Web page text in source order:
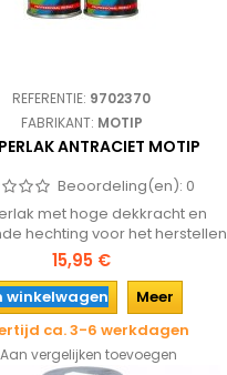
REFERENTIE: 9702370
FABRIKANT: MOTIP
ANTRACIET MOTIP
Beoordeling(en): 0
met hoge dekkracht en
hechting voor het herstellen
van bumpers. De kleur en
erg duurzaam en behoudt de
bumperstructuur.
15,95 €
winkelwagen
Meer
ca. 3-6 werkdagen
Aan vergelijken toevoegen